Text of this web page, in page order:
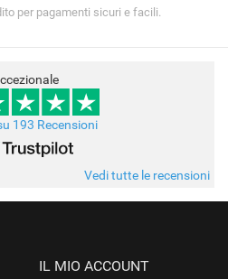
per pagamenti sicuri e facili.
193 Recensioni
Vedi tutte le recensioni
IL MIO ACCOUNT